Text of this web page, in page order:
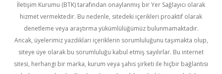
İletişim Kurumu (BTK) tarafından onaylanmış bir Yer Sağlayıcı olarak
hizmet vermektedir. Bu nedenle, sitedeki içerikleri proaktif olarak
denetleme veya araştırma yükümlülüğümüz bulunmamaktadır.
Ancak, üyelerimiz yazdıkları içeriklerin sorumluluğunu taşımakta olup,
siteye üye olarak bu sorumluluğu kabul etmiş sayılırlar. Bu internet
sitesi, herhangi bir marka, kurum veya şahıs şirketi ile hiçbir bağlantısı